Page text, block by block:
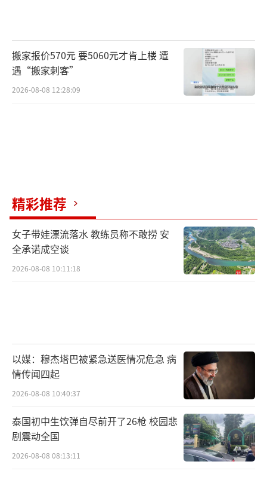
搬家报价570元 要5060元才肯上楼 遭
遇“搬家刺客”
2026-08-08 12:28:09
精彩推荐
女子带娃漂流落水 教练员称不敢捞 安
全承诺成空谈
2026-08-08 10:11:18
以媒：穆杰塔巴被紧急送医情况危急 病
情传闻四起
2026-08-08 10:40:37
泰国初中生饮弹自尽前开了26枪 校园悲
剧震动全国
2026-08-08 08:13:11